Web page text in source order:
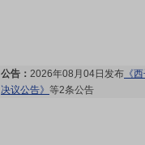
公告： 2026年08月04日发布 《
决议公告》 等2条公告